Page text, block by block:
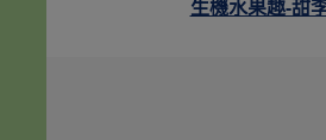
生機水果趣-甜